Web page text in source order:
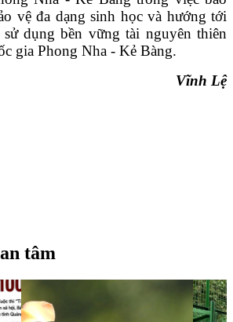
vệ đa dạng sinh học và hướng tới
dụng bền vững tài nguyên thiên
gia Phong Nha - Kẻ Bàng.
Vĩnh Lệ
tâm